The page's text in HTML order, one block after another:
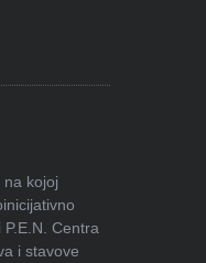
kojoj
Centra
i stavove